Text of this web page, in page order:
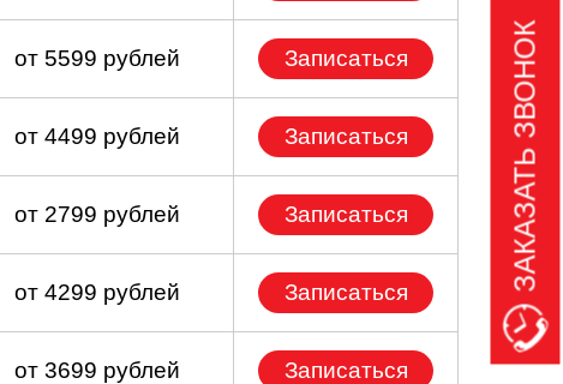
от 5599 рублей Записаться
от 4499 рублей Записаться
от 2799 рублей Записаться
от 4299 рублей Записаться
от 3699 рублей Записаться
ЗАКАЗАТЬ ЗВОНОК